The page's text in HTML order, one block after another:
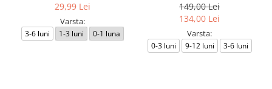
29,99 Lei
Varsta:
3-6 luni 1-3 luni 0-1 luna
149,00 Lei
134,00 Lei
Varsta:
0-3 luni 9-12 luni 3-6 luni